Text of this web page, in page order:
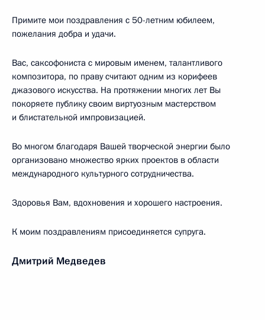
Примите мои поздравления с 50-летним юбилеем,
пожелания добра и удачи.
Вас, саксофониста с мировым именем, талантливого
композитора, по праву считают одним из корифеев
джазового искусства. На протяжении многих лет Вы
покоряете публику своим виртуозным мастерством
и блистательной импровизацией.
Во многом благодаря Вашей творческой энергии было
организовано множество ярких проектов в области
международного культурного сотрудничества.
Здоровья Вам, вдохновения и хорошего настроения.
К моим поздравлениям присоединяется супруга.
Дмитрий Медведев